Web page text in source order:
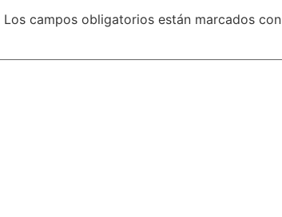
Los campos obligatorios están marcados con